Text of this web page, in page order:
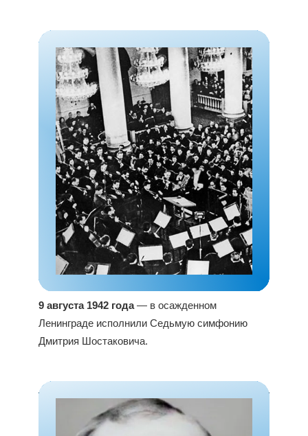
9 августа 1942 года— в осажденном
Ленинграде исполнили Седьмую симфонию
Дмитрия Шостаковича.